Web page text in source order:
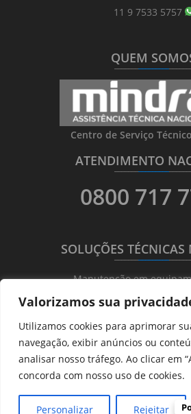
Valorizamos sua
Utilizamos cookies para aprimorar
navegação, exibir anúncios ou
analisar nosso tráfego. Ao clicar em
concorda com nosso uso de cookies.
Personalizar Rejeitar
11 9 7533 5757
QUEM
________________
Centro de Serviço
ATENDIMENTO
________________
0800 717
SOLUÇÕES________________
Manutenção em
Ultrassonografia
Ecocardiografia
Transdutores
Hematológicos